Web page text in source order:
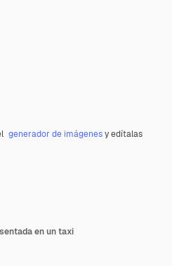
generador de imágenesy edítalas
en un taxi